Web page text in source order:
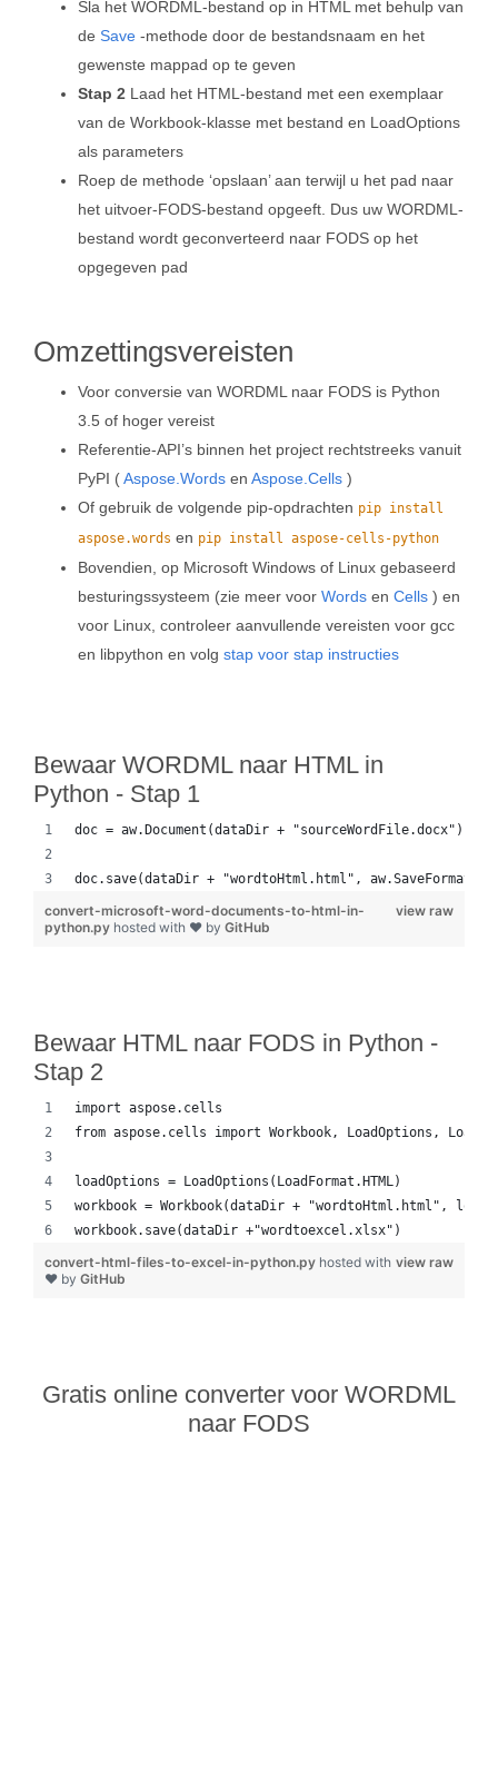
Sla het WORDML-bestand op in HTML met behulp van
de Save -methode door de bestandsnaam en het
gewenste mappad op te geven
Stap 2 Laad het HTML-bestand met een exemplaar
van de Workbook-klasse met bestand en LoadOptions
als parameters
Roep de methode ‘opslaan’ aan terwijl u het pad naar
het uitvoer-FODS-bestand opgeeft. Dus uw WORDML-
bestand wordt geconverteerd naar FODS op het
opgegeven pad
Omzettingsvereisten
Voor conversie van WORDML naar FODS is Python
3.5 of hoger vereist
Referentie-API’s binnen het project rechtstreeks vanuit
PyPI (Aspose.Words en Aspose.Cells )
Of gebruik de volgende pip-opdrachten pip install
aspose.words en pip install aspose-cells-python
Bovendien, op Microsoft Windows of Linux gebaseerd
besturingssysteem (zie meer voor Words en Cells ) en
voor Linux, controleer aanvullende vereisten voor gcc
en libpython en volg stap voor stap instructies
Bewaar WORDML naar HTML in
Python - Stap 1
doc = aw.Document(dataDir + "sourceWordFile.docx")
doc.save(dataDir + "wordtoHtml.html",
view raw
convert-microsoft-word-documents-to-html-in-
python.py hosted with ❤ by GitHub
Bewaar HTML naar FODS in Python -
Stap 2
import aspose.cells
from aspose.cells import Workbook, LoadOptions,
loadOptions = LoadOptions(LoadFormat.HTML)
workbook = Workbook(dataDir + "wordtoHtml.html",
workbook.save(dataDir +"wordtoexcel.xlsx")
view raw
convert-html-files-to-excel-in-python.py hosted with
❤ by GitHub
Gratis online converter voor WORDML
naar FODS